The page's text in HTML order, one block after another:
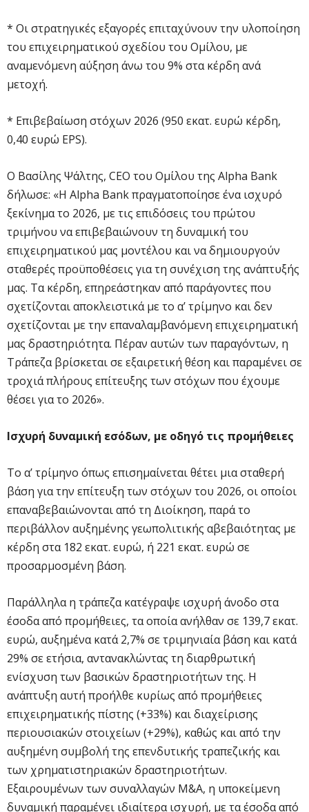
* Οι στρατηγικές εξαγορές επιταχύνουν την υλοποίηση
του επιχειρηματικού σχεδίου του Ομίλου, με
αναμενόμενη αύξηση άνω του 9% στα κέρδη ανά
μετοχή.
* Επιβεβαίωση στόχων 2026 (950 εκατ. ευρώ κέρδη,
0,40 ευρώ EPS).
Ο Βασίλης Ψάλτης, CEO του Ομίλου της Alpha Bank
δήλωσε: «Η Alpha Bank πραγματοποίησε ένα ισχυρό
ξεκίνημα το 2026, με τις επιδόσεις του πρώτου
τριμήνου να επιβεβαιώνουν τη δυναμική του
επιχειρηματικού μας μοντέλου και να δημιουργούν
σταθερές προϋποθέσεις για τη συνέχιση της ανάπτυξής
μας. Τα κέρδη, επηρεάστηκαν από παράγοντες που
σχετίζονται αποκλειστικά με το α’ τρίμηνο και δεν
σχετίζονται με την επαναλαμβανόμενη επιχειρηματική
μας δραστηριότητα. Πέραν αυτών των παραγόντων, η
Τράπεζα βρίσκεται σε εξαιρετική θέση και παραμένει σε
τροχιά πλήρους επίτευξης των στόχων που έχουμε
θέσει για το 2026».
Ισχυρή δυναμική εσόδων, με οδηγό τις προμήθειες
Το α’ τρίμηνο όπως επισημαίνεται θέτει μια σταθερή
βάση για την επίτευξη των στόχων του 2026, οι οποίοι
επαναβεβαιώνονται από τη Διοίκηση, παρά το
περιβάλλον αυξημένης γεωπολιτικής αβεβαιότητας με
κέρδη στα 182 εκατ. ευρώ, ή 221 εκατ. ευρώ σε
προσαρμοσμένη βάση.
Παράλληλα η τράπεζα κατέγραψε ισχυρή άνοδο στα
έσοδα από προμήθειες, τα οποία ανήλθαν σε 139,7 εκατ.
ευρώ, αυξημένα κατά 2,7% σε τριμηνιαία βάση και κατά
29% σε ετήσια, αντανακλώντας τη διαρθρωτική
ενίσχυση των βασικών δραστηριοτήτων της. Η
ανάπτυξη αυτή προήλθε κυρίως από προμήθειες
επιχειρηματικής πίστης (+33%) και διαχείρισης
περιουσιακών στοιχείων (+29%), καθώς και από την
αυξημένη συμβολή της επενδυτικής τραπεζικής και
των χρηματιστηριακών δραστηριοτήτων.
Εξαιρουμένων των συναλλαγών M&A, η υποκείμενη
δυναμική παραμένει ιδιαίτερα ισχυρή, με τα έσοδα από